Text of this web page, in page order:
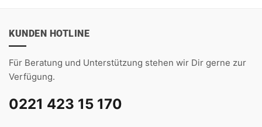
KUNDEN HOTLINE
Für Beratung und Unterstützung stehen wir Dir gerne zur
Verfügung.
0221 423 15 170